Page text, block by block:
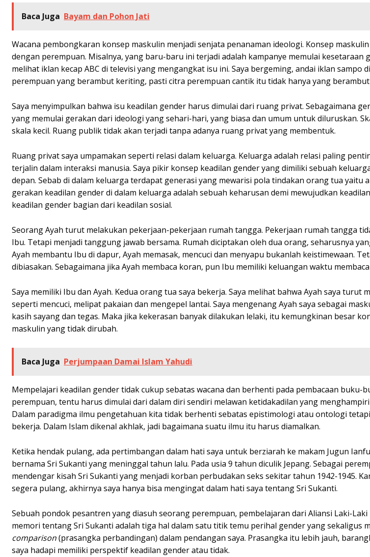
Baca Juga Bayam dan Pohon Jati
Wacana pembongkaran konsep maskulin menjadi senjata penanaman ideologi. Konsep
dengan perempuan. Misalnya, yang baru-baru ini terjadi adalah kampanye memulai kesetaraan
melihat iklan kecap ABC di televisi yang mengangkat isu ini. Saya bergeming, andai iklan sampo
perempuan yang berambut keriting, pasti citra perempuan cantik itu tidak hanya yang
Saya menyimpulkan bahwa isu keadilan gender harus dimulai dari ruang privat. Sebagaimana
yang memulai gerakan dari ideologi yang sehari-hari, yang biasa dan umum untuk diluruskan.
skala kecil. Ruang publik tidak akan terjadi tanpa adanya ruang privat yang membentuk.
Ruang privat saya umpamakan seperti relasi dalam keluarga. Keluarga adalah relasi paling
terjalin dalam interaksi manusia. Saya pikir konsep keadilan gender yang dimiliki sebuah
depan. Sebab di dalam keluarga terdapat generasi yang mewarisi pola tindakan orang tua yaitu
gerakan keadilan gender di dalam keluarga adalah sebuah keharusan demi mewujudkan
keadilan gender bagian dari keadilan sosial.
Seorang Ayah turut melakukan pekerjaan-pekerjaan rumah tangga. Pekerjaan rumah tangga
Ibu. Tetapi menjadi tanggung jawab bersama. Rumah diciptakan oleh dua orang, seharusnya
Ayah membantu Ibu di dapur, Ayah memasak, mencuci dan menyapu bukanlah keistimewaan.
dibiasakan. Sebagaimana jika Ayah membaca koran, pun Ibu memiliki keluangan waktu
Saya memiliki Ibu dan Ayah. Kedua orang tua saya bekerja. Saya melihat bahwa Ayah saya turut
seperti mencuci, melipat pakaian dan mengepel lantai. Saya mengenang Ayah saya sebagai
kasih sayang dan tegas. Maka jika kekerasan banyak dilakukan lelaki, itu kemungkinan besar
maskulin yang tidak dirubah.
Baca Juga Perjumpaan Damai Islam Yahudi
Mempelajari keadilan gender tidak cukup sebatas wacana dan berhenti pada pembacaan buku-
perempuan, tentu harus dimulai dari dalam diri sendiri melawan ketidakadilan yang
Dalam paradigma ilmu pengetahuan kita tidak berhenti sebatas epistimologi atau ontologi
bekerja. Dalam Islam dikenal akhlak, jadi bagaimana suatu ilmu itu harus diamalkan.
Ketika hendak pulang, ada pertimbangan dalam hati saya untuk berziarah ke makam Jugun
bernama Sri Sukanti yang meninggal tahun lalu. Pada usia 9 tahun diculik Jepang. Sebagai
mendengar kisah Sri Sukanti yang menjadi korban perbudakan seks sekitar tahun 1942-1945.
segera pulang, akhirnya saya hanya bisa mengingat dalam hati saya tentang Sri Sukanti.
Sebuah pondok pesantren yang diasuh seorang perempuan, pembelajaran dari Aliansi Laki-
memori tentang Sri Sukanti adalah tiga hal dalam satu titik temu perihal gender yang sekaligus
comparison(prasangka perbandingan) dalam pendangan saya. Prasangka itu lebih jauh,
saya hadapi memiliki perspektif keadilan gender atau tidak.